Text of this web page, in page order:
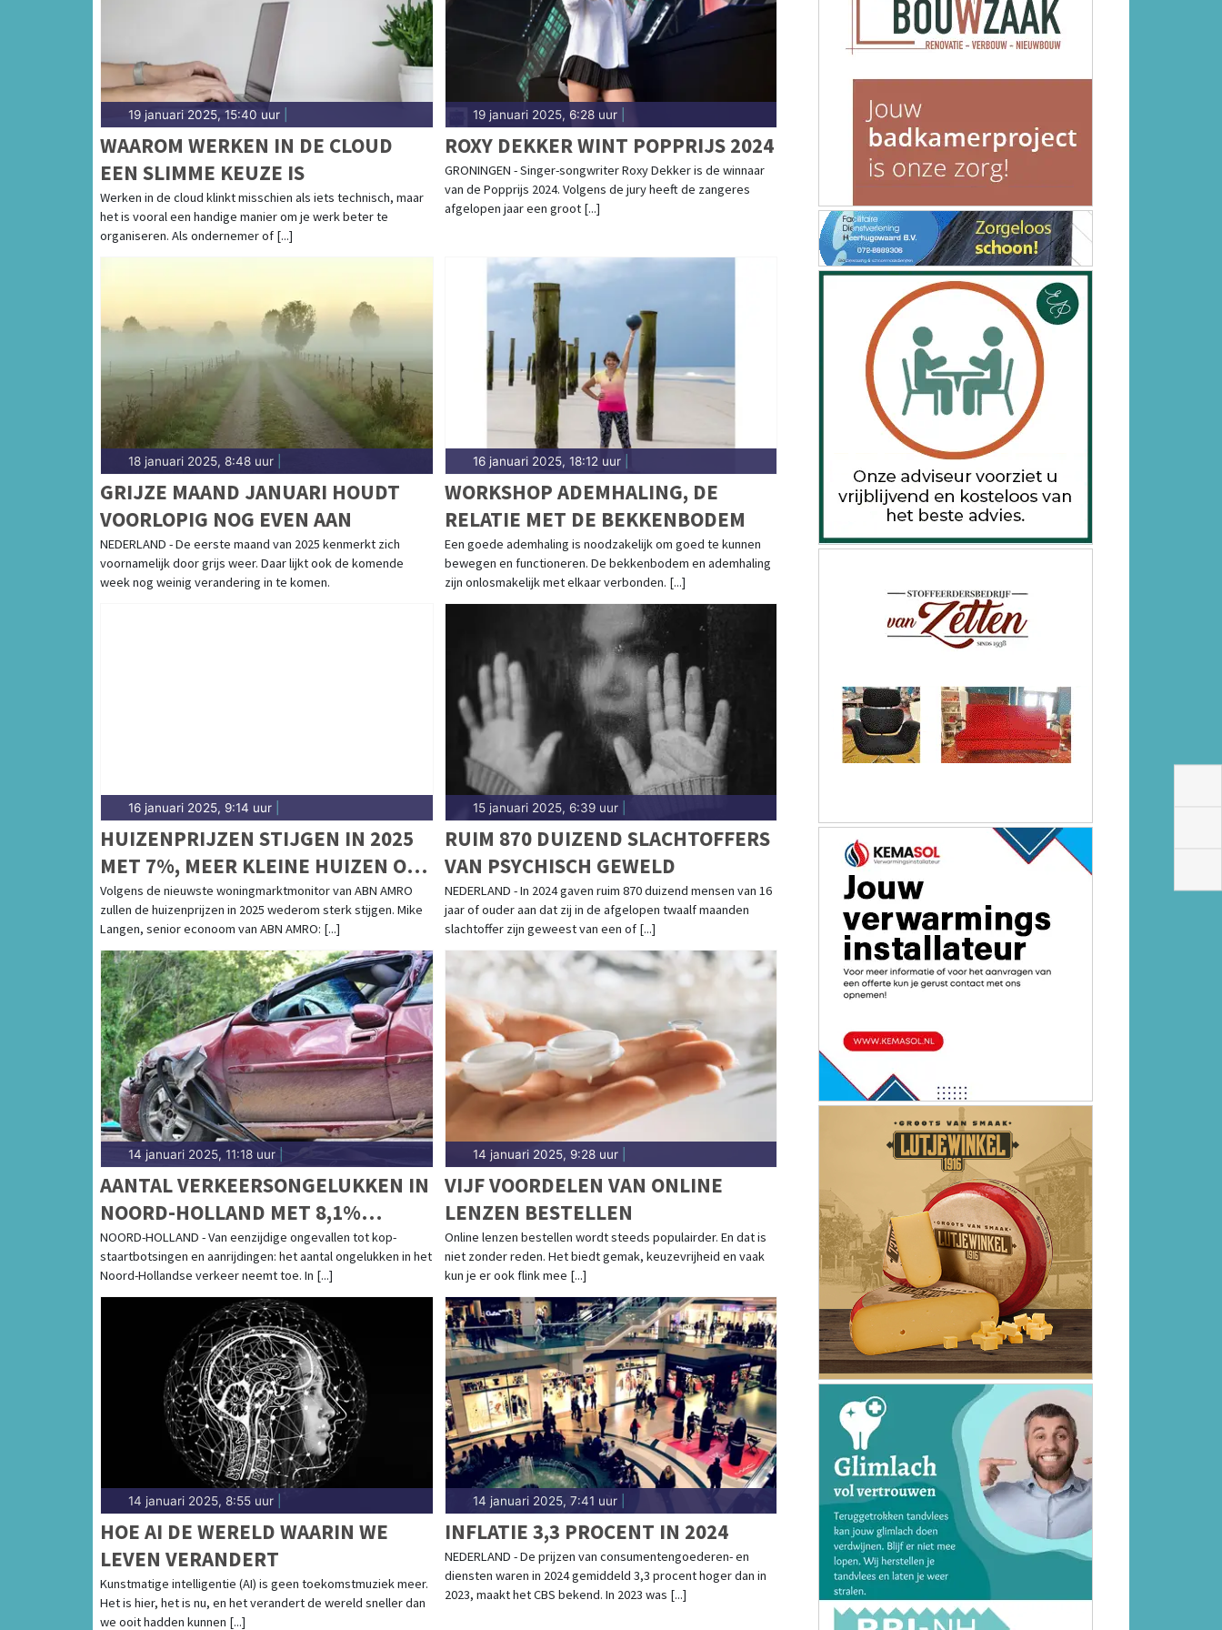
Coolplein in Heerhugowaard of het Waagplein in Alkmaar. Algemeen nieuws over het weer in de
19 januari 2025, 15:40 uur
WAAROM WERKEN IN DE CLOUD
EEN SLIMME KEUZE IS
Werken in de cloud klinkt misschien als iets technisch, maar
het is vooral een handige manier om je werk beter te
organiseren. Als ondernemer of [...]
19 januari 2025, 6:28 uur|
ROXY DEKKER WINT POPPRIJS 2024
GRONINGEN - Singer-songwriter Roxy Dekker is de winnaar
van de Popprijs 2024. Volgens de jury heeft de zangeres
afgelopen jaar een groot [...]
18 januari 2025, 8:48 uur
GRIJZE MAAND JANUARI HOUDT
VOORLOPIG NOG EVEN AAN
NEDERLAND - De eerste maand van 2025 kenmerkt zich
voornamelijk door grijs weer. Daar lijkt ook de komende
week nog weinig verandering in te komen.
16 januari 2025, 18:12 uur|
WORKSHOP ADEMHALING, DE
RELATIE MET DE BEKKENBODEM
Een goede ademhaling is noodzakelijk om goed te kunnen
bewegen en functioneren. De bekkenbodem en ademhaling
zijn onlosmakelijk met elkaar verbonden. [...]
16 januari 2025, 9:14 uur
HUIZENPRIJZEN STIJGEN IN 2025
MET 7%, MEER KLEINE HUIZEN OP
PLATTELAND NODIG
Volgens de nieuwste woningmarktmonitor van ABN AMRO
zullen de huizenprijzen in 2025 wederom sterk stijgen. Mike
Langen, senior econoom van ABN AMRO: [...]
15 januari 2025, 6:39 uur|
RUIM 870 DUIZEND SLACHTOFFERS
VAN PSYCHISCH GEWELD
NEDERLAND - In 2024 gaven ruim 870 duizend mensen van 16
jaar of ouder aan dat zij in de afgelopen twaalf maanden
slachtoffer zijn geweest van een of [...]
14 januari 2025, 11:18 uur
AANTAL VERKEERSONGELUKKEN IN
NOORD-HOLLAND MET 8,1%
GESTEGEN
NOORD-HOLLAND - Van eenzijdige ongevallen tot kop-
staartbotsingen en aanrijdingen: het aantal ongelukken in het
Noord-Hollandse verkeer neemt toe. In [...]
14 januari 2025, 9:28 uur|
VIJF VOORDELEN VAN ONLINE
LENZEN BESTELLEN
Online lenzen bestellen wordt steeds populairder. En dat is
niet zonder reden. Het biedt gemak, keuzevrijheid en vaak
kun je er ook flink mee [...]
14 januari 2025, 8:55 uur
HOE AI DE WERELD WAARIN WE
LEVEN VERANDERT
Kunstmatige intelligentie (AI) is geen toekomstmuziek meer.
Het is hier, het is nu, en het verandert de wereld sneller dan
we ooit hadden kunnen [...]
14 januari 2025, 7:41 uur|
INFLATIE 3,3 PROCENT IN 2024
NEDERLAND - De prijzen van consumentengoederen- en
diensten waren in 2024 gemiddeld 3,3 procent hoger dan in
2023, maakt het CBS bekend. In 2023 was [...]